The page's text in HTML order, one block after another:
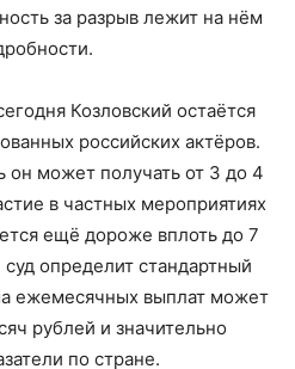
за разрыв лежит на нём
Козловский остаётся
российских актёров.
может получать от 3 до 4
в частных мероприятиях
ещё дороже вплоть до 7
определит стандартный
ежемесячных выплат может
рублей и значительно
по стране.